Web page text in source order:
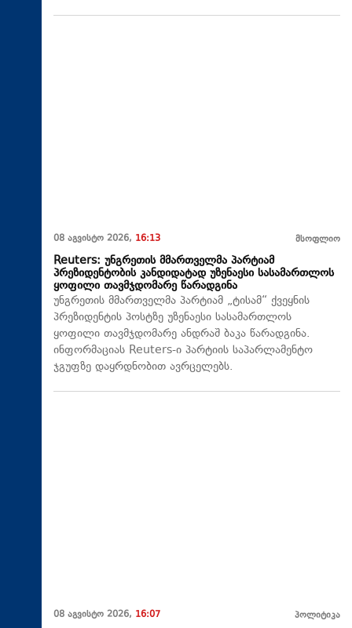
08 აგვისტო 2026, 16:13 მსოფლიო
Reuters: უნგრეთის მმართველმა პარტიამ
პრეზიდენტობის კანდიდატად უზენაესი სასამართლოს
ყოფილი თავმჯდომარე წარადგინა
უნგრეთის მმართველმა პარტიამ „ტისამ“ ქვეყნის
პრეზიდენტის პოსტზე უზენაესი სასამართლოს
ყოფილი თავმჯდომარე ანდრაშ ბაკა წარადგინა.
ინფორმაციას Reuters-ი პარტიის საპარლამენტო
ჯგუფზე დაყრდნობით ავრცელებს.
08 აგვისტო 2026, 16:07 პოლიტიკა